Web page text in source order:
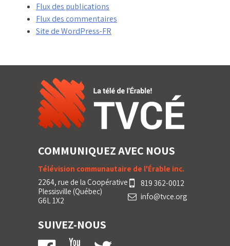
Flux des publications
Flux des commentaires
Site de WordPress-FR
COMMUNIQUEZ AVEC NOUS
Télévision communautaire de l'Érable inc.
2264, rue de la Coopérative
Plessisville (Québec)
G6L 1X2
819 362-0012
info@tvce.org
SUIVEZ-NOUS